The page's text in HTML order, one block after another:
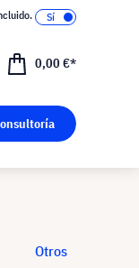
0,00 €*
Otros